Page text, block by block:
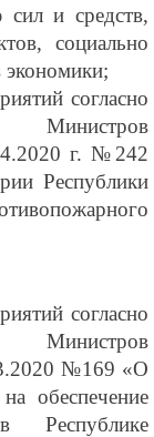
сил и средств,
социально
экономики;
согласно
Министров
г. №242
Республики
согласно
Министров
№169 «О
обеспечение
Республике